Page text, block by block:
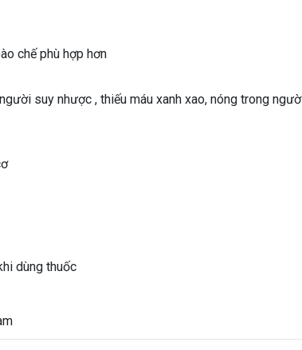
chế phù hợp hơn
suy nhược , thiếu máu xanh xao, nóng trong
dùng thuốc